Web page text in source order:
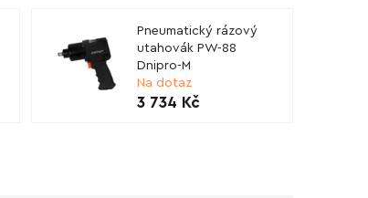
Pneumatický rázový
utahovák PW-88
Dnipro-M
Na dotaz
3 734 Kč